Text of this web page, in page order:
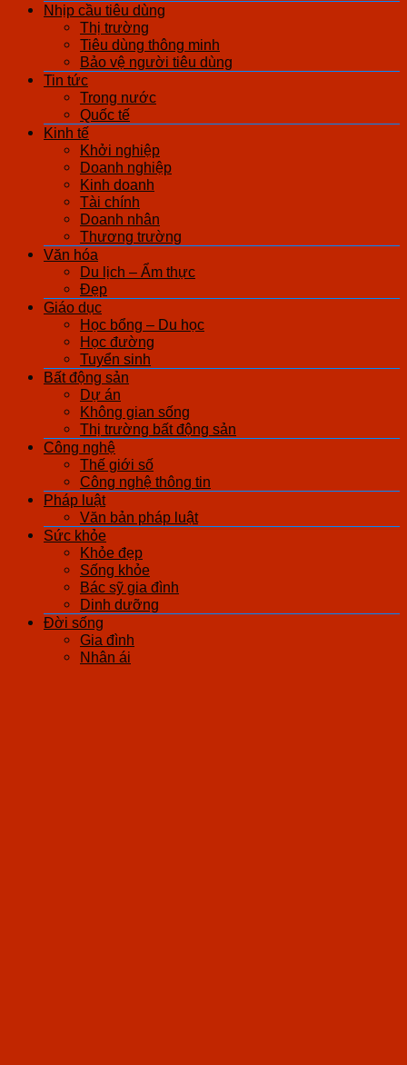
Nhịp cầu tiêu dùng
Thị trường
Tiêu dùng thông minh
Bảo vệ người tiêu dùng
Tin tức
Trong nước
Quốc tế
Kinh tế
Khởi nghiệp
Doanh nghiệp
Kinh doanh
Tài chính
Doanh nhân
Thương trường
Văn hóa
Du lịch – Ẩm thực
Đẹp
Giáo dục
Học bổng – Du học
Học đường
Tuyển sinh
Bất động sản
Dự án
Không gian sống
Thị trường bất động sản
Công nghệ
Thế giới số
Công nghệ thông tin
Pháp luật
Văn bản pháp luật
Sức khỏe
Khỏe đẹp
Sống khỏe
Bác sỹ gia đình
Dinh dưỡng
Đời sống
Gia đình
Nhân ái